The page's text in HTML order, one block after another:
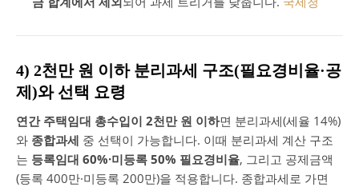
4) 2천만 원 이하 분리과세 구조(필요경비율·공
제)와 선택 요령
연간 주택임대 총수입이 2천만 원 이하면 분리과세(세율 14%)
와 종합과세 중 선택이 가능합니다. 이때 분리과세 계산 구조
는 등록임대 60%·미등록 50% 필요경비율, 그리고 공제금액
(등록 400만·미등록 200만)을 적용합니다. 종합과세로 가면